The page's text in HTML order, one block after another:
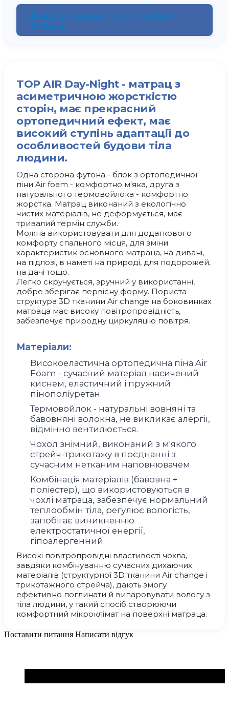
Перейти до порад щодо вибору
матраца
TOP AIR Day-Night - матрац з
асиметричною жорсткістю
сторін, має прекрасний
ортопедичний ефект, має
високий ступінь адаптації до
особливостей будови тіла
людини.
Одна сторона футона - блок з ортопедичної
піни Air foam - комфортно м'яка, друга з
натурального термовойлока - комфортно
жорстка. Матрац виконаний з екологічно
чистих матеріалів, не деформується, має
тривалий термін служби.
Можна використовувати для додаткового
комфорту спального місця, для зміни
характеристик основного матраца, на дивані,
на підлозі, в наметі на природі, для подорожей,
на дачі тощо.
Легко скручується, зручний у використанні,
добре зберігає первісну форму. Пориста
структура 3D тканини Air change на боковинках
матраца має високу повітропровідність,
забезпечує природну циркуляцію повітря.
Матеріали:
Високоеластична ортопедична піна Air
Foam - сучасний матеріал насичений
киснем, еластичний і пружний
пінополіуретан.
Термовойлок - натуральні вовняні та
бавовняні волокна, не викликає алергії,
відмінно вентилюється.
Чохол знімний, виконаний з м'якого
стрейч-трикотажу в поєднанні з
сучасним нетканим наповнювачем.
Комбінація матеріалів (бавовна +
поліестер), що використовуються в
чохлі матраца, забезпечує нормальний
теплообмін тіла, регулює вологість,
запобігає виникненню
електростатичної енергії,
гіпоалергенний.
Високі повітропровідні властивості чохла,
завдяки комбінуванню сучасних дихаючих
матеріалів (структурної 3D тканини Air change і
трикотажного стрейча), дають змогу
ефективно поглинати й випаровувати вологу з
тіла людини, у такий спосіб створюючи
комфортний мікроклімат на поверхні матраца.
Поставити питання Написати відгук